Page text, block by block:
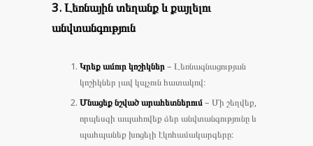
3. Լեռնային տեղանք և քայլելու
անվտանգություն
Կրեք ամուր կոշիկներ– Լեռնագնացության
կոշիկներ լավ կպչուն հատակով։
Մնացեք նշված արահետներում– Մի շեղվեք,
որպեսզի ապահովեք ձեր անվտանգությունը և
պահպանեք խոցելի էկոհամակարգերը։